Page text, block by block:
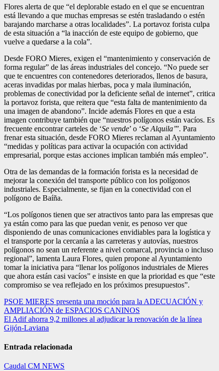
Flores alerta de que “el deplorable estado en el que se encuentran
está llevando a que muchas empresas se estén trasladando o estén
barajando marcharse a otras localidades”. La portavoz forista culpa
de esta situación a “la inacción de este equipo de gobierno, que
vuelve a quedarse a la cola”.
Desde FORO Mieres, exigen el “mantenimiento y conservación de
forma regular” de las áreas industriales del concejo. “No puede ser
que te encuentres con contenedores deteriorados, llenos de basura,
aceras invadidas por malas hierbas, poca y mala iluminación,
problemas de conectividad por la deficiente señal de internet”, critica
la portavoz forista, que reitera que “esta falta de mantenimiento da
una imagen de abandono”. Incide además Flores en que a esta
imagen contribuye también que “nuestros polígonos están vacíos. Es
frecuente encontrar carteles de ‘Se vende’ o ‘Se Alquila’”. Para
frenar esta situación, desde FORO Mieres reclaman al Ayuntamiento
“medidas y políticas para activar la ocupación con actividad
empresarial, porque estas acciones implican también más empleo”.
Otra de las demandas de la formación forista es la necesidad de
mejorar la conexión del transporte público con los polígonos
industriales. Especialmente, se fijan en la conectividad con el
polígono de Baíña.
“Los polígonos tienen que ser atractivos tanto para las empresas que
ya están como para las que puedan venir, es penoso ver que
disponiendo de unas comunicaciones envidiables para la logística y
el transporte por la cercanía a las carreteras y autovías, nuestros
polígonos no sean un referente a nivel comarcal, provincia o incluso
regional”, lamenta Laura Flores, quien propone al Ayuntamiento
tomar la iniciativa para “llenar los polígonos industriales de Mieres
que ahora están casi vacíos” e insiste en que la prioridad es que “este
compromiso se vea reflejado en los próximos presupuestos”.
Navegación
de
entradas
PSOE MIERES presenta una moción para la ADECUACIÓN y
AMPLIACIÓN de ESPACIOS CANINOS
El Adif ahorra 9,2 millones al adjudicar la renovación de la línea
Gijón-Laviana
Entrada relacionada
Caudal CM NEWS